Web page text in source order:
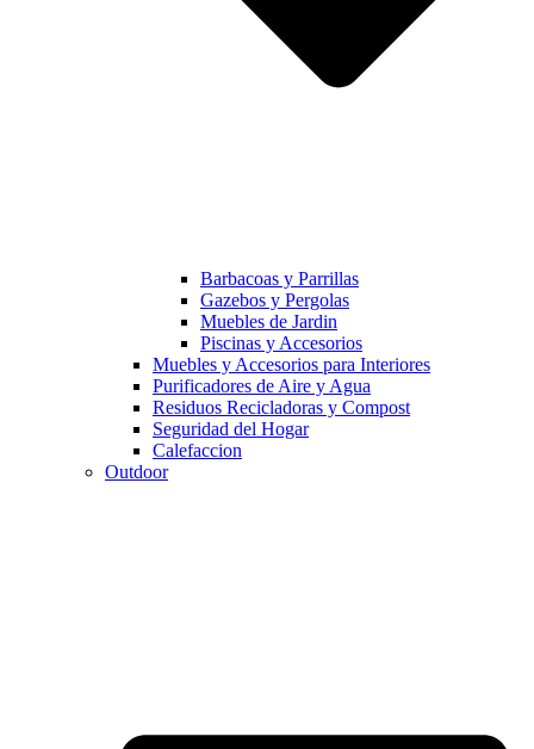
Barbacoas y Parrillas
Gazebos y Pergolas
Muebles de Jardin
Piscinas y Accesorios
Muebles y Accesorios para Interiores
Purificadores de Aire y Agua
Residuos Recicladoras y Compost
Seguridad del Hogar
Calefaccion
Outdoor